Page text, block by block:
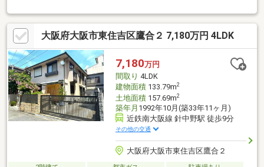
部屋も作れますね♪ウッドデッキもあるので、天気のいい日にお庭
でランチも出来ますね！ご内覧をご希望の際はイエストアまでお
気軽にお問合せ下さい♪≪～利便性よい周辺環境～≫◆小学校…鷹
合小学校まで徒歩３分◆中学校…中野中学校まで徒歩１４分◆ス
ーパー…万代矢田店まで徒歩８分◆日用品…スギ薬局鷹合店まで徒
歩８分◆コンビニ…ローソン鷹合四丁目店まで徒歩５分
大阪府大阪市東住吉区鷹合２ 7,180万円 4LDK
7,180万円
間取り 4LDK
建物面積133.79m2
土地面積157.69m2
築年月 1992年10月(築33年11ヶ月)
近鉄南大阪線 針中野駅 徒歩9分
その他の交通
大阪府大阪市東住吉区鷹合２